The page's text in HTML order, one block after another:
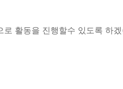
활동을 진행할수 있도록 하